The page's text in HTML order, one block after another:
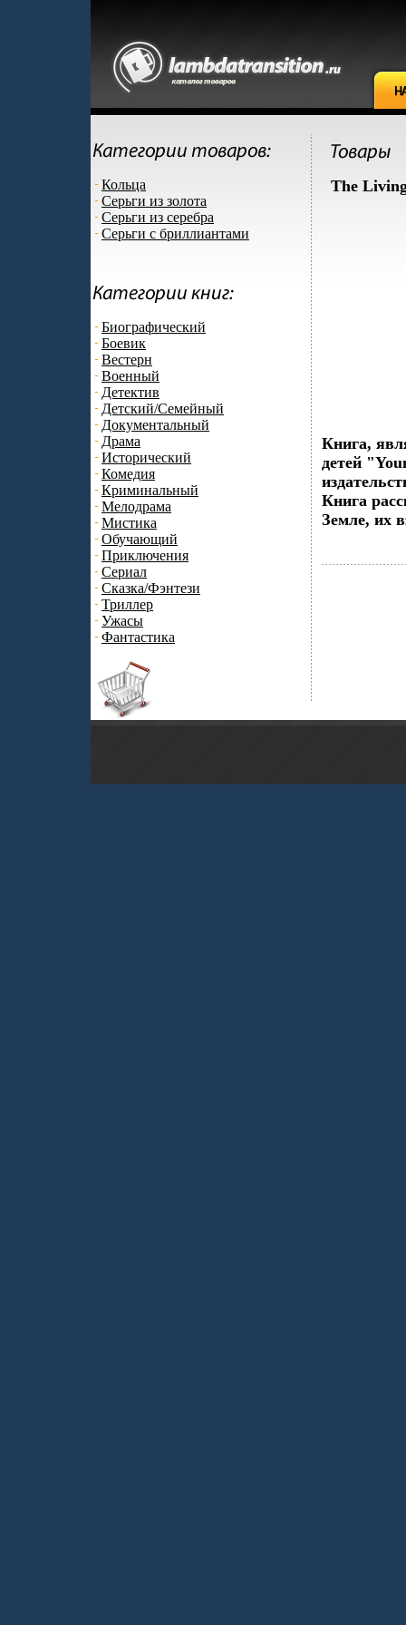
Кольца
Серьги из золота
Серьги из серебра
Серьги с бриллиантами
Биографический
Боевик
Вестерн
Военный
Детектив
Детский/Семейный
Документальный
Драма
Исторический
Комедия
Криминальный
Мелодрама
Мистика
Обучающий
Приключения
Сериал
Сказка/Фэнтези
Триллер
Ужасы
Фантастика
The
Книга,
детей
Книга
Земле, их